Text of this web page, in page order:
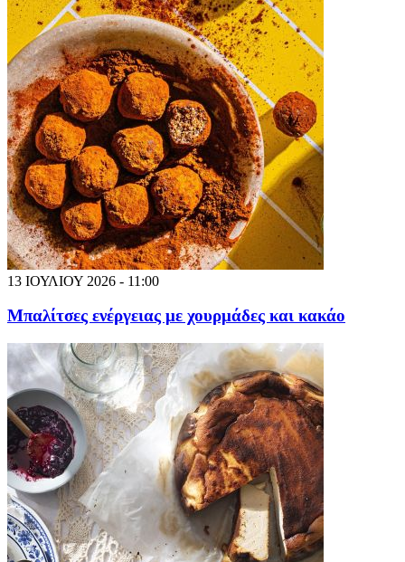
13 ΙΟΥΛΙΟΥ 2026 - 11:00
Μπαλίτσες ενέργειας με χουρμάδες και κακάο